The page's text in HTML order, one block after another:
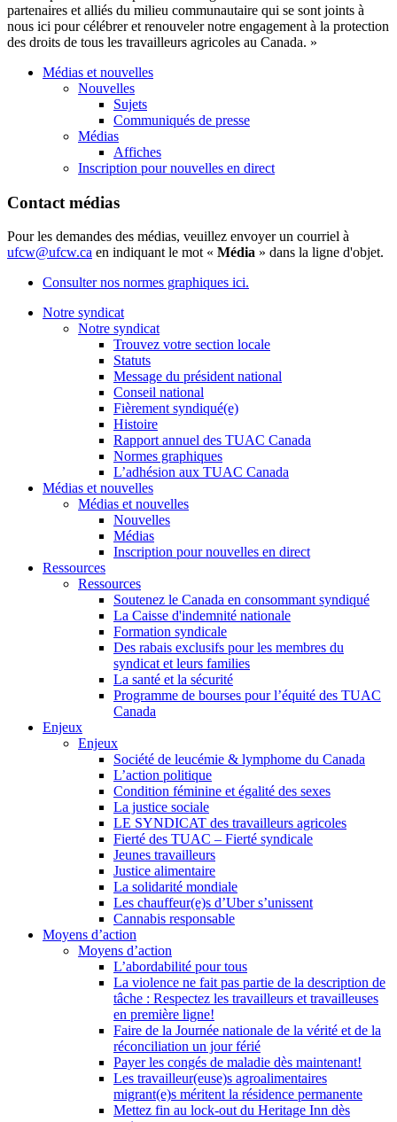
partenaires et alliés du milieu communautaire qui se sont joints à
nous ici pour célébrer et renouveler notre engagement à la protection
des droits de tous les travailleurs agricoles au Canada. »
Médias et nouvelles
Nouvelles
Sujets
Communiqués de presse
Médias
Affiches
Inscription pour nouvelles en direct
Contact médias
Pour les demandes des médias, veuillez envoyer un courriel à
ufcw@ufcw.ca en indiquant le mot « Média » dans la ligne d'objet.
Consulter nos normes graphiques ici.
Notre syndicat
Notre syndicat
Trouvez votre section locale
Statuts
Message du président national
Conseil national
Fièrement syndiqué(e)
Histoire
Rapport annuel des TUAC Canada
Normes graphiques
L’adhésion aux TUAC Canada
Médias et nouvelles
Médias et nouvelles
Nouvelles
Médias
Inscription pour nouvelles en direct
Ressources
Ressources
Soutenez le Canada en consommant syndiqué
La Caisse d'indemnité nationale
Formation syndicale
Des rabais exclusifs pour les membres du
syndicat et leurs families
La santé et la sécurité
Programme de bourses pour l’équité des TUAC
Canada
Enjeux
Enjeux
Société de leucémie & lymphome du Canada
L’action politique
Condition féminine et égalité des sexes
La justice sociale
LE SYNDICAT des travailleurs agricoles
Fierté des TUAC – Fierté syndicale
Jeunes travailleurs
Justice alimentaire
La solidarité mondiale
Les chauffeur(e)s d’Uber s’unissent
Cannabis responsable
Moyens d’action
Moyens d’action
L’abordabilité pour tous
La violence ne fait pas partie de la description de
tâche : Respectez les travailleurs et travailleuses
en première ligne!
Faire de la Journée nationale de la vérité et de la
réconciliation un jour férié
Payer les congés de maladie dès maintenant!
Les travailleur(euse)s agroalimentaires
migrant(e)s méritent la résidence permanente
Mettez fin au lock-out du Heritage Inn dès